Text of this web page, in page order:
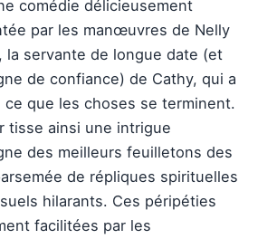
comédie délicieusement
par les manœuvres de Nelly
la servante de longue date (et
de confiance) de Cathy, qui a
que les choses se terminent.
tisse ainsi une intrigue
des meilleurs feuilletons des
de répliques spirituelles
hilarants. Ces péripéties
facilitées par les